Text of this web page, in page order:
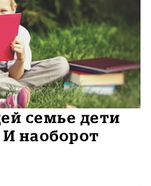
семье дети
И наоборот